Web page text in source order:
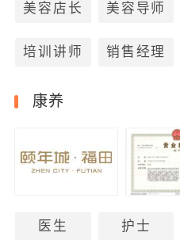
美容店长 美容导师
培训讲师 销售经理
康养
医生 护士